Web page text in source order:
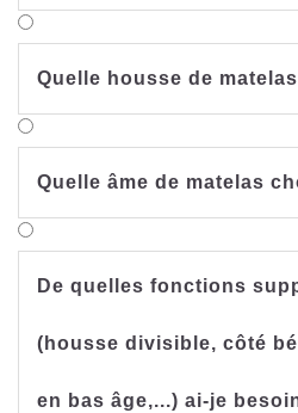
Quelle housse de
Quelle âme de matelas
De quelles fonctions
(housse divisible, côté
en bas âge,...) ai-je